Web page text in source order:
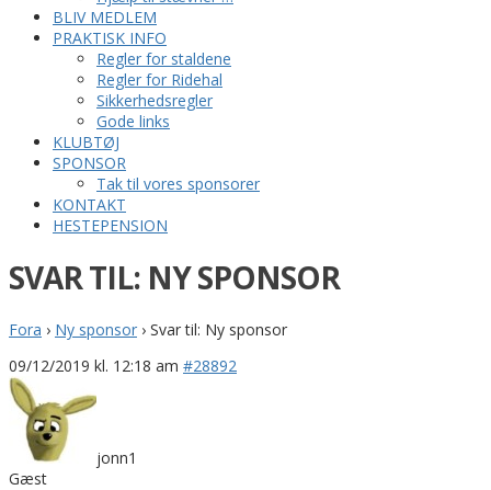
BLIV MEDLEM
PRAKTISK INFO
Regler for staldene
Regler for Ridehal
Sikkerhedsregler
Gode links
KLUBTØJ
SPONSOR
Tak til vores sponsorer
KONTAKT
HESTEPENSION
SVAR TIL: NY SPONSOR
Fora › Ny sponsor › Svar til: Ny sponsor
09/12/2019 kl. 12:18 am #28892
jonn1
Gæst